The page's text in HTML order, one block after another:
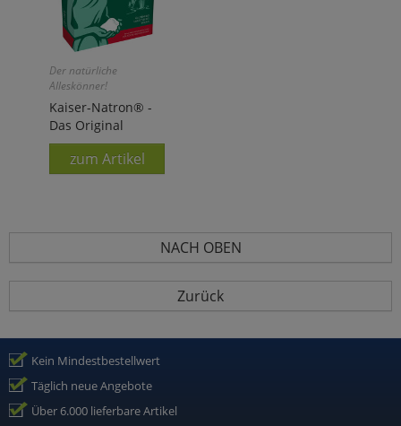
Der natürliche
Alleskönner!
Kaiser-Natron® -
Das Original
zum Artikel
NACH OBEN
Zurück
Kein Mindestbestellwert
Täglich neue Angebote
Über 6.000 lieferbare Artikel